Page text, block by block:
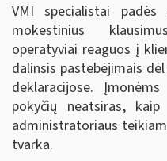
VMI specialistai
mokestinius
operatyviai reaguos į
dalinsis pastebėjimais
deklaracijose.
pokyčių neatsiras,
administratoriaus
tvarka.